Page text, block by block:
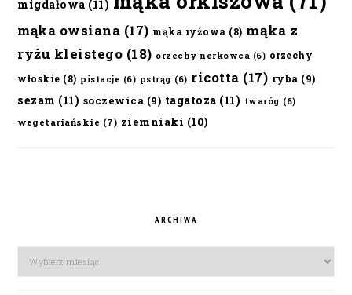
migdałowa (11)
mąka owsiana (17) mąka ryżowa (8) mąka z
ryżu kleistego (18) orzechy nerkowca (6) orzechy
włoskie (8) pistacje (6) pstrąg (6) ricotta (17) ryba (9)
sezam (11) soczewica (9) tagatoza (11) twaróg (6)
wegetariańskie (7) ziemniaki (10)
ARCHIWA
Archiwa